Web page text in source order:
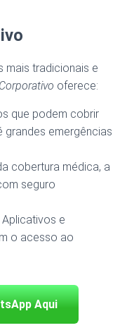
mais tradicionais e
oferece:
que podem cobrir
grandes emergências
cobertura médica, a
seguro
Aplicativos e
o acesso ao
Aqui